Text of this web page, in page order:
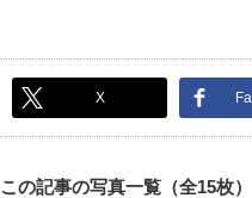
X
この記事の写真一覧（全15枚）